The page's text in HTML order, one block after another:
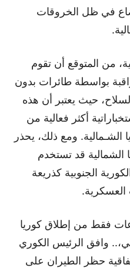
في ظل الخروقات
من المتوقع أن تقوم
بواسطة طائرات بدون
حيث يعتبر أن هذه
أكثر فعالية من
الشـمالية. ومع ذلك، يحذر
قد تستخدم
الجنوبية كذريعة
العسكرية.
فقط من إطلاق كوريا
وافق الرئيس الكوري
حظر الطيران على